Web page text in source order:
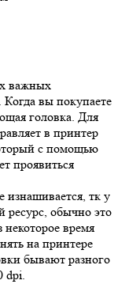
важных
Когда вы покупаете
головка. Для
в принтер
с помощью
проявиться
изнашивается, тк у
ресурс, обычно это
время
на принтере
бывают разного
dpi.